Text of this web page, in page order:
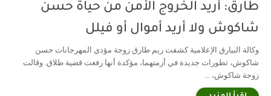
طارق: أريد الخروج الأمن من حياة حسن
شاكوش ولا أريد أموال أو فيلل
وكالة البيارق الإعلامية كشفت ريم طارق زوجة مؤدي المهرجانات حسن
شاكوش، تطورات جديدة في أزمتهما، مؤكدة أنها رفعت قضية طلاق. وقالت
زوجة شاكوش، ...